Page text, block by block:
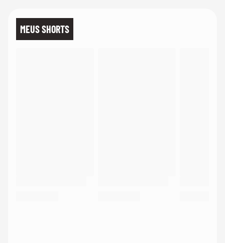
MEUS SHORTS